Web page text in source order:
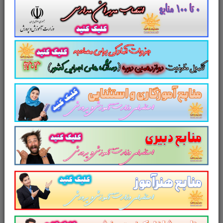
خلاصه و نکات کلیدی
کتاب
راهنما معلم دین و زندگی 3
دوازدهم
سایت پرتو یادگیری تقدیم می کند
سایت علمی، آموزشی و فرهنگی پرتو
یادگیری مجموعه منابع آمادگی برای آزمون
استخدامی آموزش و پرورش سال ۱۴۰۳ و
سایر آزمون های استخدامی را برای داوطلبین